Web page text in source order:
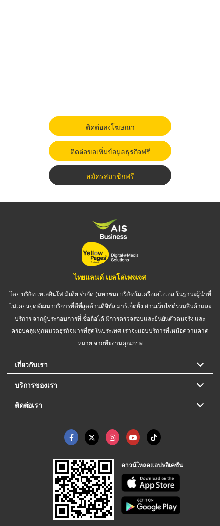
ติดต่อลงโฆษณา
ติดต่อขอเพิ่มข้อมูลธุรกิจฟรี
สมัครสมาชิกฟรี
ไทยแลนด์ เยลโล่เพจเจส
โดย บริษัท เทเลอินโฟ มีเดีย จำกัด (มหาชน) บริษัทในเครือเอไอเอส ในฐานะผู้นำที่
ไม่เคยหยุดพัฒนาบริการที่ดีที่สุดด้านดิจิทัล มาร์เก็ตติ้ง ผ่านเว็บไซต์รวมสินค้าและ
บริการ จากผู้ประกอบการที่เชื่อถือได้ มีการตรวจสอบและยืนยันตัวตนจริง และ
ครอบคลุมทุกหมวดธุรกิจมากที่สุดในประเทศ เราจะมอบบริการที่เหนือความคาด
หมาย จากทีมงานคุณภาพ
เกี่ยวกับเรา
บริการของเรา
ติดต่อเรา
ดาวน์โหลดแอปพลิเคชัน